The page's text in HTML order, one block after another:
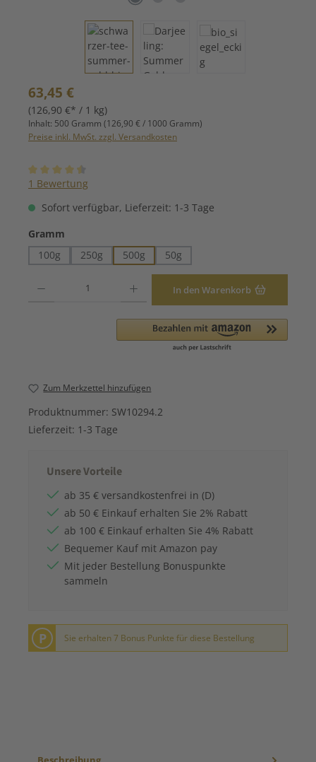
Regulärer Preis:
63,45 €
(126,90 €* / 1 kg)
Inhalt: 500 Gramm (126,90 € / 1000 Gramm)
Preise inkl. MwSt. zzgl. Versandkosten
Durchschnittliche Bewertung von 4.5 von 5 Sternen
1 Bewertung
Sofort verfügbar, Lieferzeit: 1-3 Tage
Gramm
100g
250g 500g 50g
In den Warenkorb
Zum Merkzettel hinzufügen
Produktnummer: SW10294.2
Lieferzeit: 1-3 Tage
Unsere Vorteile
ab 35 € versandkostenfrei in (D)
ab 50 € Einkauf erhalten Sie 2% Rabatt
ab 100 € Einkauf erhalten Sie 4% Rabatt
Bequemer Kauf mit Amazon pay
Mit jeder Bestellung Bonuspunkte
sammeln
P Sie erhalten 7 Bonus Punkte für diese Bestellung